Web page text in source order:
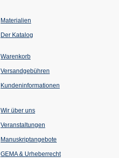
Materialien
Der Katalog
Warenkorb
Versandgebühren
Kundeninformationen
Wir über uns
Veranstaltungen
einem
Tab)
Manuskriptangebote
GEMA & Urheberrecht